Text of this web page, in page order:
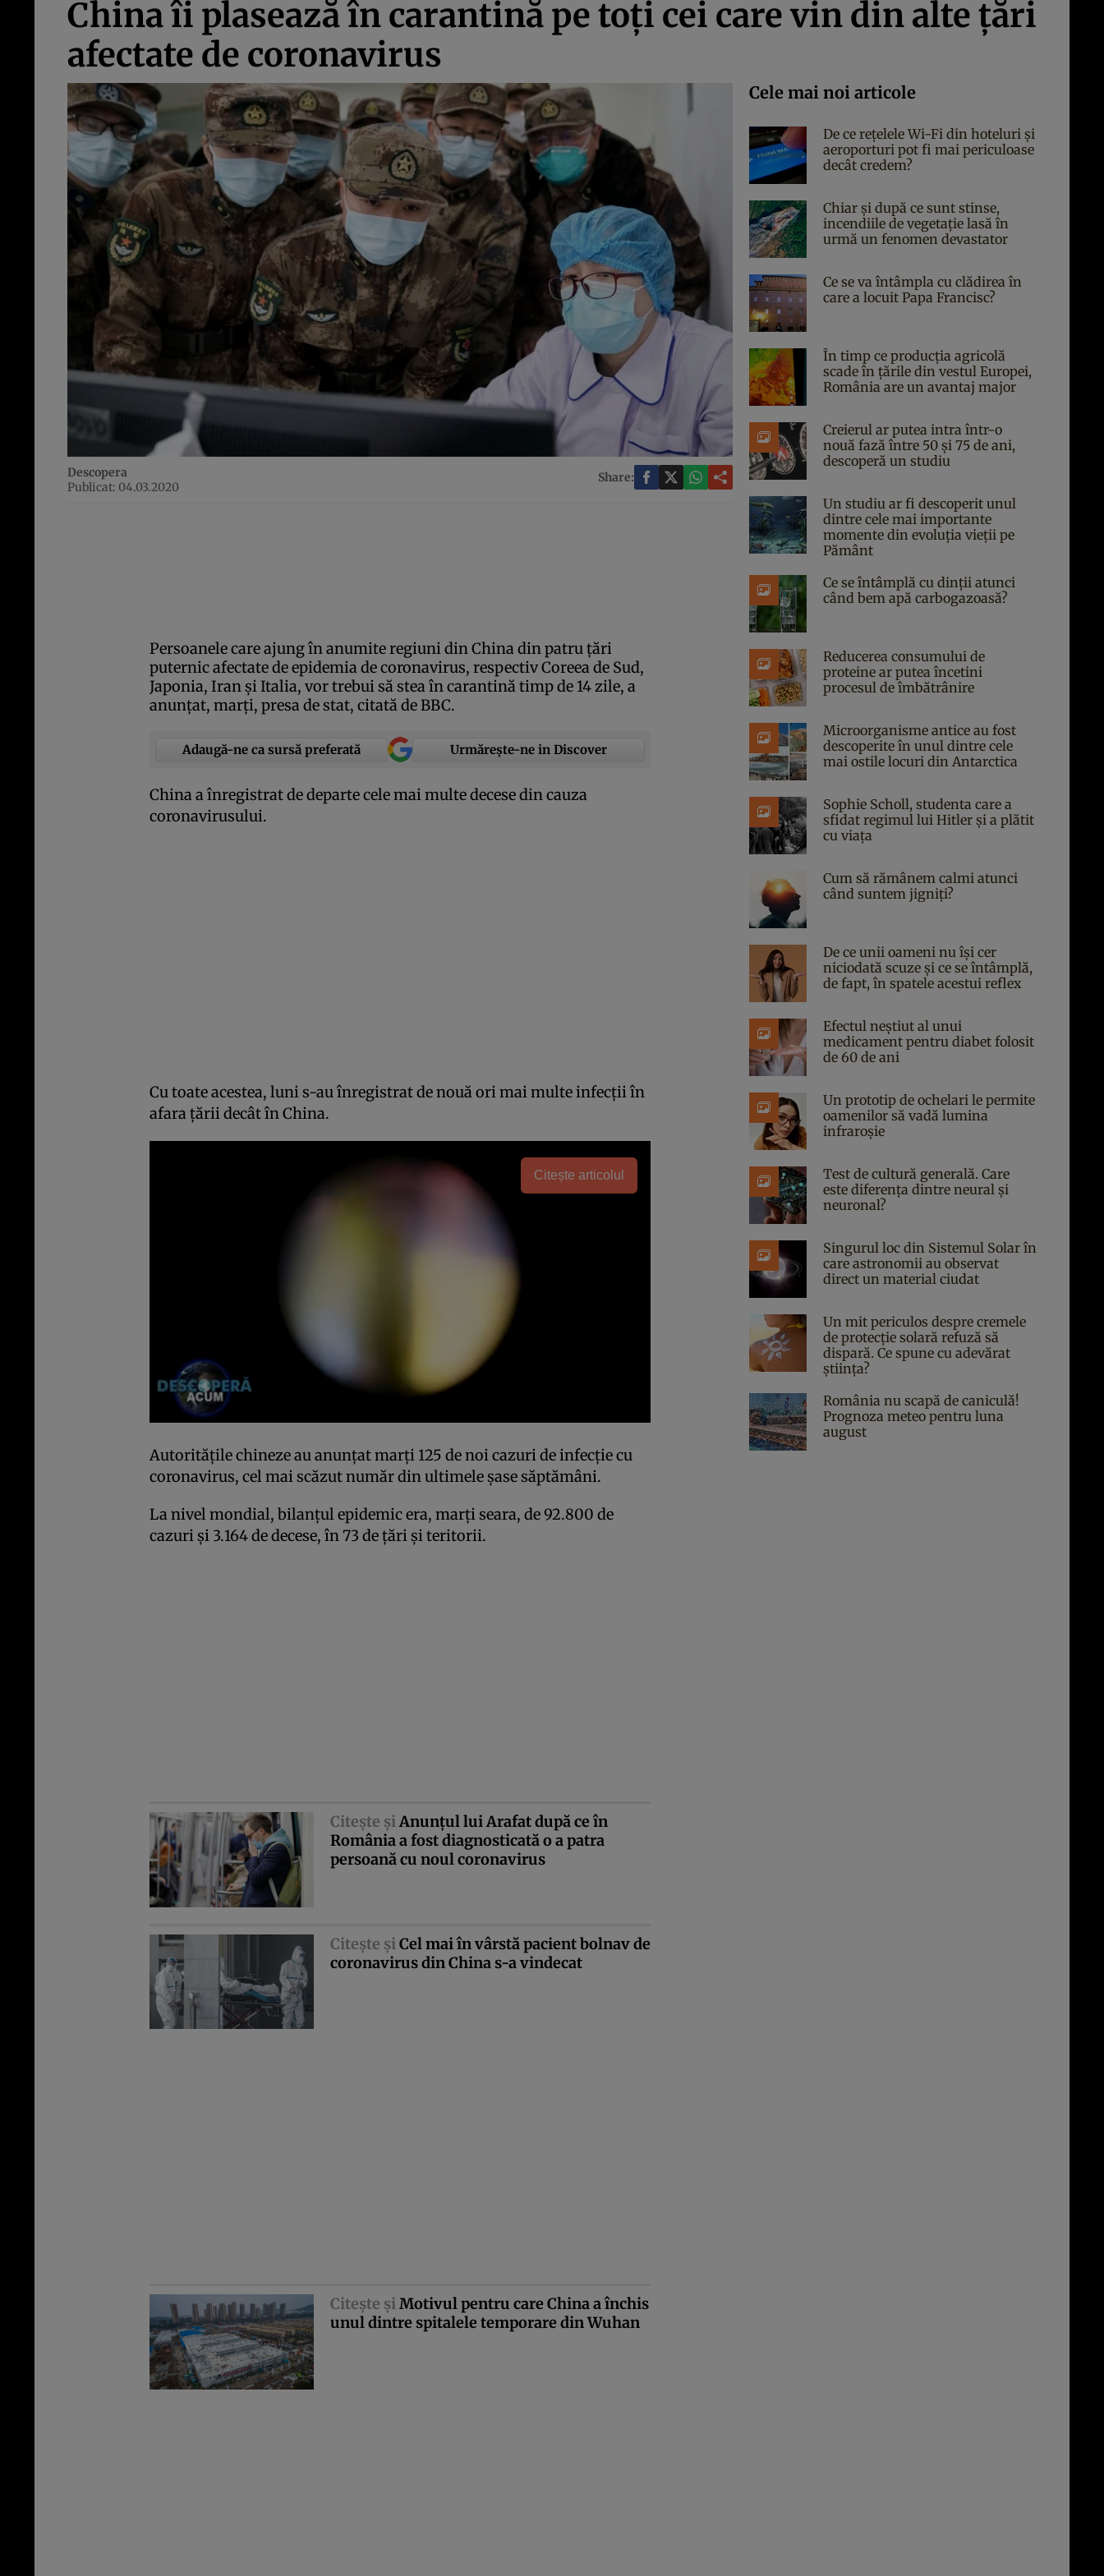
China îi plasează în carantină pe toţi cei care vin din alte ţări
afectate de coronavirus
Descopera
Publicat: 04.03.2020
Share:
Persoanele care ajung în anumite regiuni din China din patru ţări
puternic afectate de epidemia de coronavirus, respectiv Coreea de Sud,
Japonia, Iran şi Italia, vor trebui să stea în carantină timp de 14 zile, a
anunţat, marţi, presa de stat, citată de BBC.
Adaugă-ne ca sursă preferată Urmărește-ne in Discover
China a înregistrat de departe cele mai multe decese din cauza
coronavirusului.
Cu toate acestea, luni s-au înregistrat de nouă ori mai multe infecţii în
afara ţării decât în China.
Citește articolul
Autorităţile chineze au anunţat marţi 125 de noi cazuri de infecţie cu
coronavirus, cel mai scăzut număr din ultimele şase săptămâni.
La nivel mondial, bilanţul epidemic era, marţi seara, de 92.800 de
cazuri şi 3.164 de decese, în 73 de ţări şi teritorii.
Citeşte şiAnunţul lui Arafat după ce în
România a fost diagnosticată o a patra
persoană cu noul coronavirus
Citeşte şiCel mai în vârstă pacient bolnav de
coronavirus din China s-a vindecat
Citeşte şiMotivul pentru care China a închis
unul dintre spitalele temporare din Wuhan
Cele mai noi articole
De ce rețelele Wi-Fi din hoteluri și
aeroporturi pot fi mai periculoase
decât credem?
Chiar și după ce sunt stinse,
incendiile de vegetație lasă în
urmă un fenomen devastator
Ce se va întâmpla cu clădirea în
care a locuit Papa Francisc?
În timp ce producția agricolă
scade în țările din vestul Europei,
România are un avantaj major
Creierul ar putea intra într-o
nouă fază între 50 și 75 de ani,
descoperă un studiu
Un studiu ar fi descoperit unul
dintre cele mai importante
momente din evoluția vieții pe
Pământ
Ce se întâmplă cu dinții atunci
când bem apă carbogazoasă?
Reducerea consumului de
proteine ar putea încetini
procesul de îmbătrânire
Microorganisme antice au fost
descoperite în unul dintre cele
mai ostile locuri din Antarctica
Sophie Scholl, studenta care a
sfidat regimul lui Hitler și a plătit
cu viața
Cum să rămânem calmi atunci
când suntem jigniți?
De ce unii oameni nu își cer
niciodată scuze și ce se întâmplă,
de fapt, în spatele acestui reflex
Efectul neștiut al unui
medicament pentru diabet folosit
de 60 de ani
Un prototip de ochelari le permite
oamenilor să vadă lumina
infraroșie
Test de cultură generală. Care
este diferența dintre neural și
neuronal?
Singurul loc din Sistemul Solar în
care astronomii au observat
direct un material ciudat
Un mit periculos despre cremele
de protecție solară refuză să
dispară. Ce spune cu adevărat
știința?
România nu scapă de caniculă!
Prognoza meteo pentru luna
august